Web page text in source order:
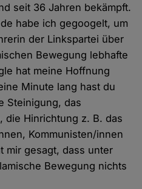
seit 36 Jahren bekämpft.
habe ich gegoogelt, um
der Linkspartei über
Bewegung lebhafte
hat meine Hoffnung
Minute lang hast du
Steinigung, das
die Hinrichtung z. B. das
Kommunisten/innen
mir gesagt, dass unter
Bewegung nichts